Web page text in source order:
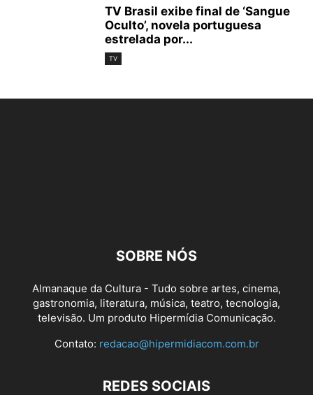
TV Brasil exibe final de ‘Sangue
Oculto’, novela portuguesa
estrelada por...
TV
SOBRE NÓS
Almanaque da Cultura - Tudo sobre artes, cinema,
gastronomia, literatura, música, teatro, tecnologia,
televisão. Um produto Hipermídia Comunicação.
Contato: redacao@hipermidiacom.com.br
REDES SOCIAIS